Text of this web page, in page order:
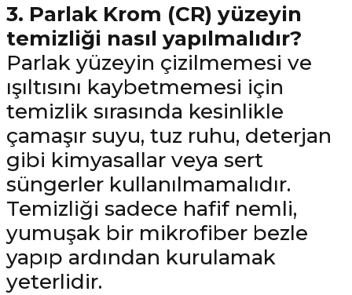
3. Parlak Krom (CR) yüzeyin
temizliği nasıl yapılmalıdır?
Parlak yüzeyin çizilmemesi ve
ışıltısını kaybetmemesi için
temizlik sırasında kesinlikle
çamaşır suyu, tuz ruhu, deterjan
gibi kimyasallar veya sert
süngerler kullanılmamalıdır.
Temizliği sadece hafif nemli,
yumuşak bir mikrofiber bezle
yapıp ardından kurulamak
yeterlidir.